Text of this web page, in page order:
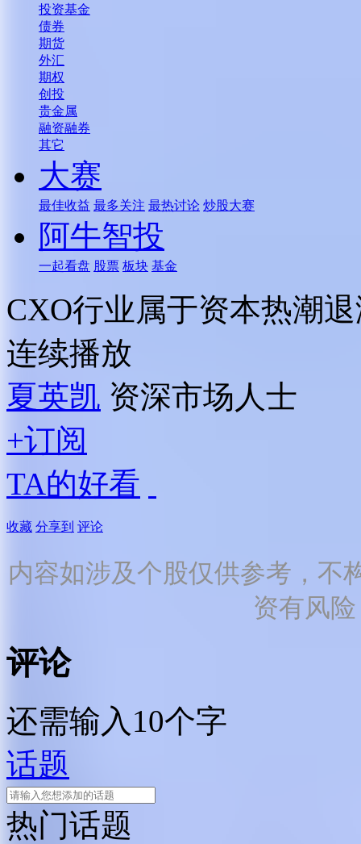
投资基金
债券
期货
外汇
期权
创投
贵金属
融资融券
其它
大赛
最佳收益 最多关注 最热讨论 炒股大赛
阿牛智投
一起看盘 股票 板块 基金
CXO行业属于资本热潮
连续播放
夏英凯 资深市场人士
+订阅
TA的好看
收藏 分享到 评论
内容如涉及个股仅供参考，不
资有风
评论
还需输入10个字
话题
热门话题